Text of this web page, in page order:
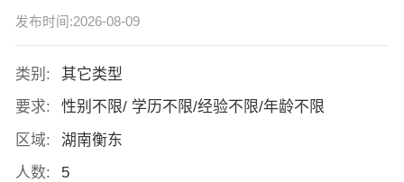
发布时间:2026-08-09
类别:
其它类型
要求:
性别不限/ 学历不限/经验不限/年龄不限
区域:
湖南衡东
人数:
5